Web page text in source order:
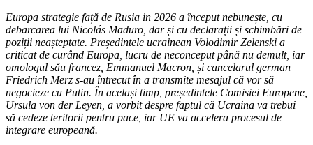
Europa strategie față de Rusia in 2026 a început nebunește, cu
debarcarea lui Nicolás Maduro, dar și cu declarații și schimbări de
poziții neașteptate. Președintele ucrainean Volodimir Zelenski a
criticat de curând Europa, lucru de neconceput până nu demult, iar
omologul său francez, Emmanuel Macron, și cancelarul german
Friedrich Merz s-au întrecut în a transmite mesajul că vor să
negocieze cu Putin. În același timp, președintele Comisiei Europene,
Ursula von der Leyen, a vorbit despre faptul că Ucraina va trebui
să cedeze teritorii pentru pace, iar UE va accelera procesul de
integrare europeană.